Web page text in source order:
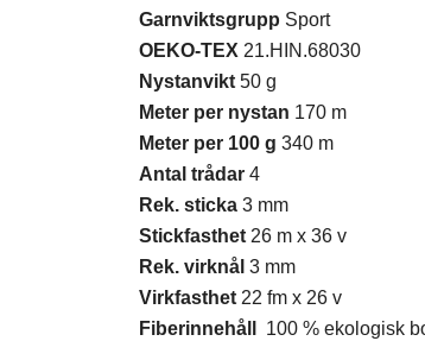
Garnviktsgrupp Sport
OEKO-TEX 21.HIN.68030
Nystanvikt 50 g
Meter per nystan 170 m
Meter per 100 g 340 m
Antal trådar 4
Rek. sticka 3 mm
Stickfasthet 26 m x 36 v
Rek. virknål 3 mm
Virkfasthet 22 fm x 26 v
Fiberinnehåll
100 % ekologisk